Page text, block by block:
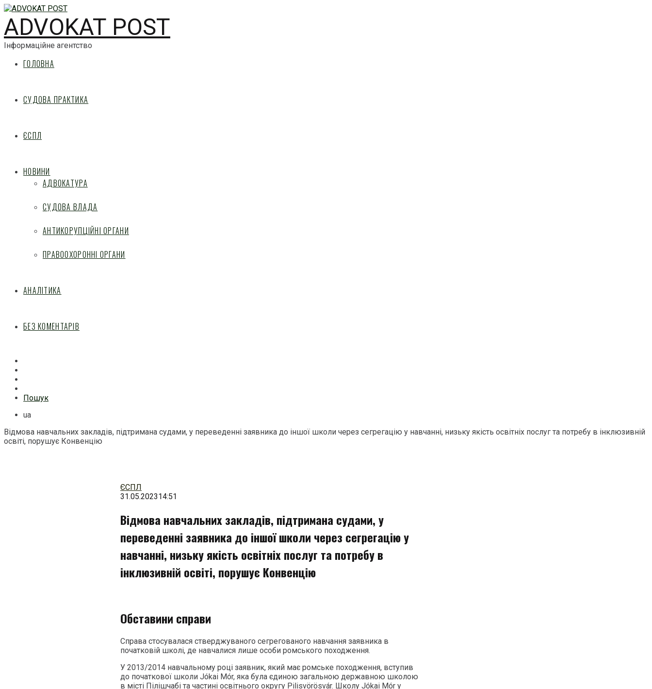
ADVOKAT POST
Інформаційне агентство
ГОЛОВНА
СУДОВА ПРАКТИКА
ЄСПЛ
НОВИНИ
АДВОКАТУРА
СУДОВА ВЛАДА
АНТИКОРУПЦІЙНІ ОРГАНИ
ПРАВООХОРОННІ ОРГАНИ
АНАЛІТИКА
БЕЗ КОМЕНТАРІВ
Пошук
ua
Відмова навчальних закладів, підтримана судами, у переведенні заявника до іншої школи через сегрегацію у навчанні, низьку якість освітніх послуг та потребу в інклюзивній
освіті, порушує Конвенцію
ЄСПЛ
31.05.202314:51
Відмова навчальних закладів, підтримана судами, у
переведенні заявника до іншої школи через сегрегацію у
навчанні, низьку якість освітніх послуг та потребу в
інклюзивній освіті, порушує Конвенцію
Обставини справи
Справа стосувалася стверджуваного сегрегованого навчання заявника в
початковій школі, де навчалися лише особи ромського походження.
У 2013/2014 навчальному році заявник, який має ромське походження, вступив
до початкової школи Jókai Mór, яка була єдиною загальною державною школою
в місті Пілішчабі та частині освітнього округу Pilisvörösvár. Школу Jókai Mór у